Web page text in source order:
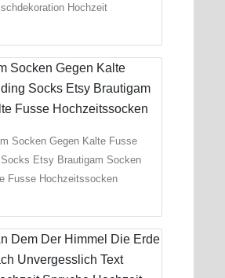
Hochzeit
Socken Gegen Kalte Fusse
Etsy Brautigam Socken
Fusse Hochzeitssocken